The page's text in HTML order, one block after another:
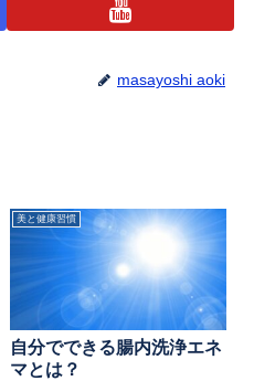
masayoshi aoki
美と健康習慣
自分でできる腸内洗浄エネ
マとは？